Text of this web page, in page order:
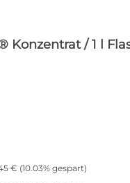
Konzentrat / 1 l
Preis:
€ (10.03% gespart)